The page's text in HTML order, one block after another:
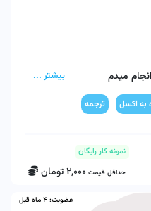
به اکسل ترجمه
کنم
بیشتر ...
نمونه کار رایگان
حداقل قیمت 2,000تومان
عضویت: 4 ماه قبل